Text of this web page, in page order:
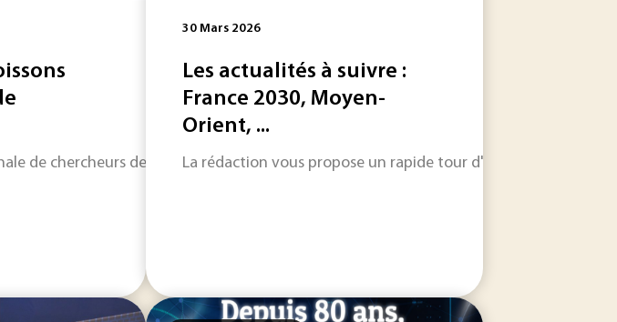
industriels. Elle fragilise les équipements et accélère leur vieillissement. Elle...
de chercheurs de l'université de Virginie affirme avoir mis en évidence un phénomène
30 Mars 2026
Les actualités à suivre :
France 2030, Moyen-
Orient, ...
La rédaction vous propose un rapide tour d'horizon sur les